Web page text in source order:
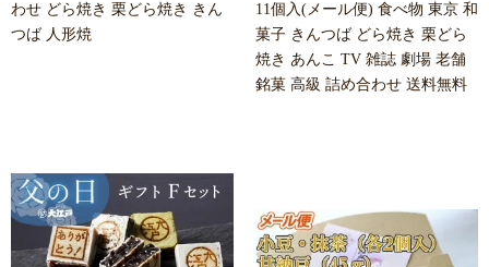
わせ どら焼き 栗どら焼き きん
つば 人形焼
11個入(メール便) 食べ物 東京 和
菓子 きんつば どら焼き 栗どら
焼き あんこ TV 雑誌 劇場 老舗
銘菓 高級 詰め合わせ 送料無料